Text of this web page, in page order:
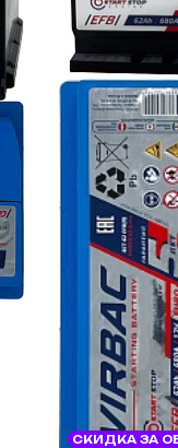
СКИДКА ЗА